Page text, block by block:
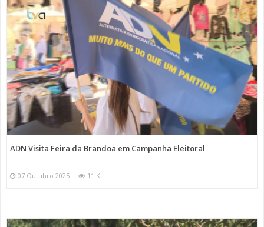
ADN Visita Feira da Brandoa em Campanha Eleitoral
07 Outubro 2025 11 K